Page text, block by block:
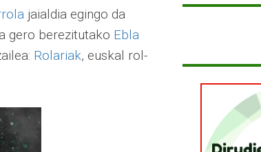
jaialdia egingo da
gero berezitutako Ebla
Rolariak, euskal rol-